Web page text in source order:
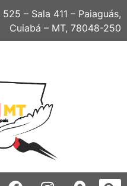
– Sala 411 – Paiaguás,
Cuiabá – MT, 78048-250